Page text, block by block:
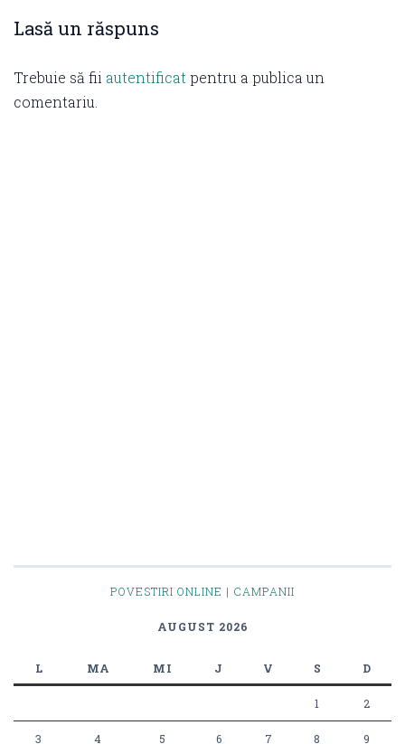
Lasă un răspuns
Trebuie să fii autentificat pentru a publica un
comentariu.
POVESTIRI ONLINE | CAMPANII
AUGUST 2026
L MA MI J V S D
1 2
3 4 5 6 7 8 9